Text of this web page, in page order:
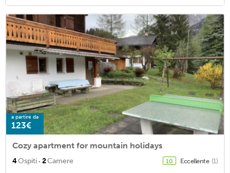
a partire da
123€
Cozy apartment for mountain holidays
4Ospiti · 2Camere 10 Eccellente (1)